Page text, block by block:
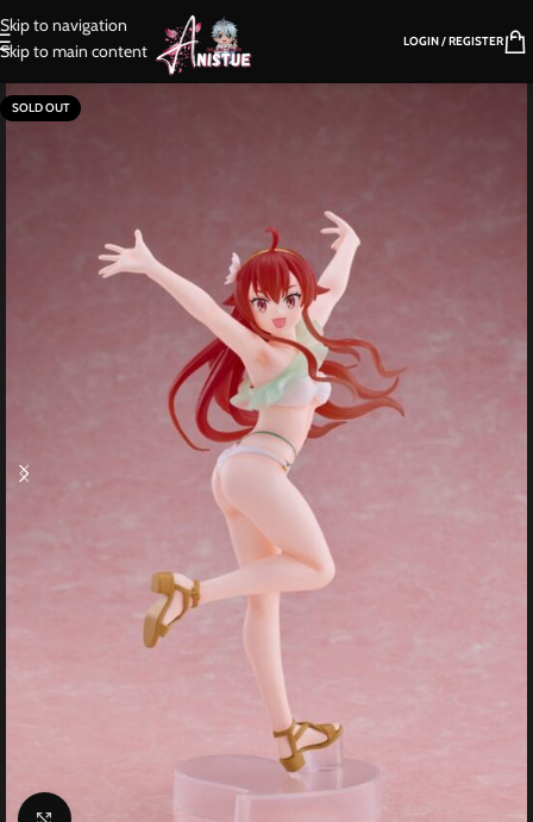
Skip to navigation
Skip to main content
LOGIN / REGISTER
SOLD OUT